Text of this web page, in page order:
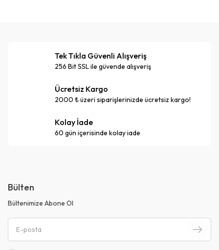
Tek Tıkla Güvenli Alışveriş
256 Bit SSL ile güvende alışveriş
Ücretsiz Kargo
2000 ₺ üzeri siparişlerinizde ücretsiz kargo!
Kolay İade
60 gün içerisinde kolay iade
Bülten
Bültenimize Abone Ol